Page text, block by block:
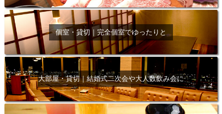
個室・貸切｜完全個室でゆったりと
大部屋・貸切｜結婚式二次会や大人数飲み会に